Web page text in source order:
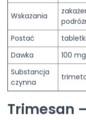
Wskazania
Postać
tabletki
Dawka
100 mg
Substancja
czynna
Trimesan